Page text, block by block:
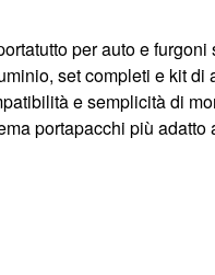
per auto e
set completi e kit
e semplicità di
portapacchi più adatto